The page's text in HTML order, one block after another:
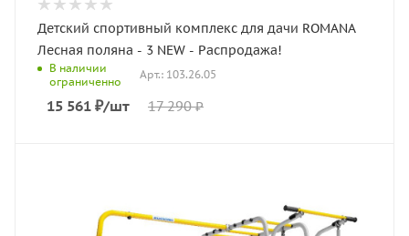
Детский спортивный комплекс для дачи ROMANA
Лесная поляна - 3 NEW - Распродажа!
В наличии
ограниченно
Арт.: 103.26.05
15 561 ₽/шт 17 290₽